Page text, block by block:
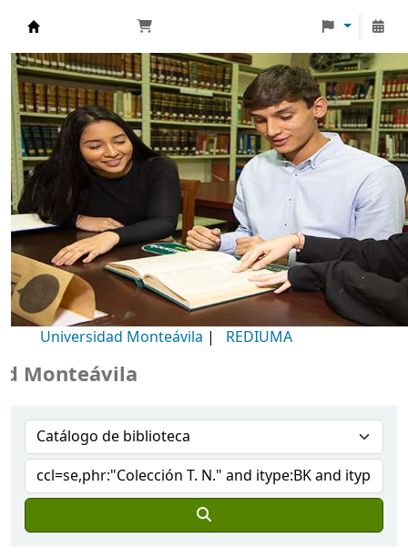
Biblioteca Universidad Monteávila
Universidad Monteávila | REDIUMA